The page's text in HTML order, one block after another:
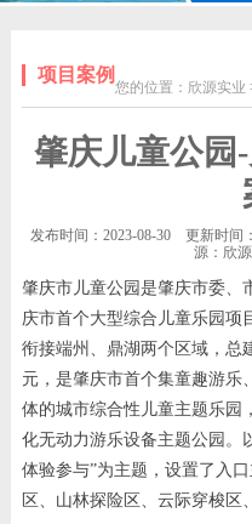
项目案例
您的位置： 欣源实业
肇庆儿童公园
发布时间：2023-08-30 更新时间
源：欣
肇庆市儿童公园是肇庆市委、
庆市首个大型综合儿童乐园项
衔接端州、鼎湖两个区域，总
元，是肇庆市首个集童趣游乐
体的城市综合性儿童主题乐园
化无动力游乐设备主题公园。
体验参与”为主题，设置了入
区、山林探险区、云际穿梭区